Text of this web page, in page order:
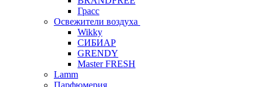
Грасс
Освежители воздуха
Wikky
СИБИАР
GRENDY
Master FRESH
Lamm
Парфюмерия